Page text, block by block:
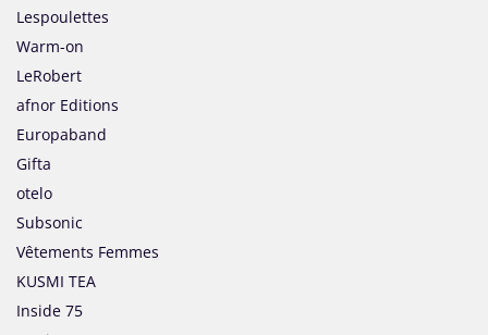
Lespoulettes
Warm-on
LeRobert
afnor Editions
Europaband
Gifta
otelo
Subsonic
Vêtements Femmes
KUSMI TEA
Inside 75